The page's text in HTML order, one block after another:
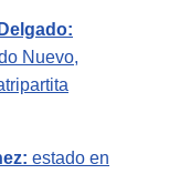
Nuevo,
estado en